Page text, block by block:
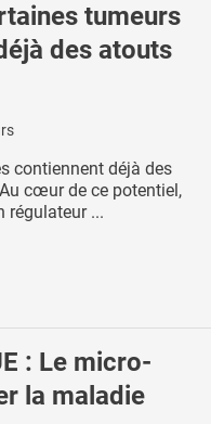
tumeurs
des atouts
contiennent déjà des
cœur de ce potentiel,
régulateur ...
: Le micro-
la maladie